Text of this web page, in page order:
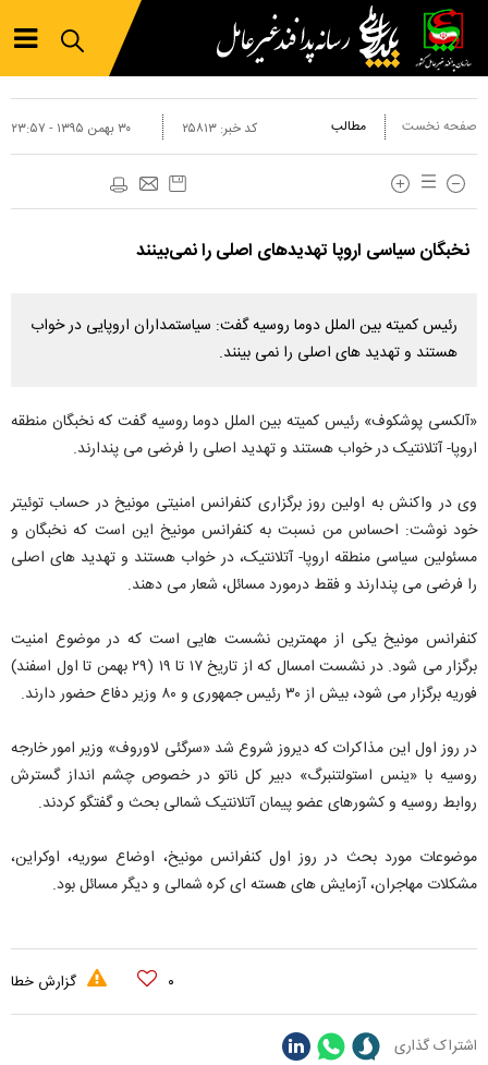
صفحه نخست مطالب ۳۰ بهمن ۱۳۹۵ - ۲۳:۵۷ کد خبر: ۲۵۸۱۳
نخبگان سیاسی اروپا تهدیدهای اصلی را نمی‌بینند
رئیس کمیته بین الملل دوما روسیه گفت: سیاستمداران اروپایی در خواب
هستند و تهدید های اصلی را نمی بینند.
«آلکسی پوشکوف» رئیس کمیته بین الملل دوما روسیه گفت که نخبگان منطقه
اروپا- آتلانتیک در خواب هستند و تهدید اصلی را فرضی می پندارند.
وی در واکنش به اولین روز برگزاری کنفرانس امنیتی مونیخ در حساب توئیتر
خود نوشت: احساس من نسبت به کنفرانس مونیخ این است که نخبگان و
مسئولین سیاسی منطقه اروپا- آتلانتیک، در خواب هستند و تهدید های اصلی
را فرضی می پندارند و فقط درمورد مسائل، شعار می دهند.
کنفرانس مونیخ یکی از مهمترین نشست هایی است که در موضوع امنیت
برگزار می شود. در نشست امسال که از تاریخ ۱۷ تا ۱۹ (۲۹ بهمن تا اول اسفند)
فوریه برگزار می شود، بیش از ۳۰ رئیس جمهوری و ۸۰ وزیر دفاع حضور دارند.
در روز اول این مذاکرات که دیروز شروع شد «سرگئی لاوروف» وزیر امور خارجه
روسیه با «ینس استولتنبرگ» دبیر کل ناتو در خصوص چشم انداز گسترش
روابط روسیه و کشورهای عضو پیمان آتلانتیک شمالی بحث و گفتگو کردند.
موضوعات مورد بحث در روز اول کنفرانس مونیخ، اوضاع سوریه، اوکراین،
مشکلات مهاجران، آزمایش های هسته ای کره شمالی و دیگر مسائل بود.
۰ گزارش خطا
اشتراک گذاری